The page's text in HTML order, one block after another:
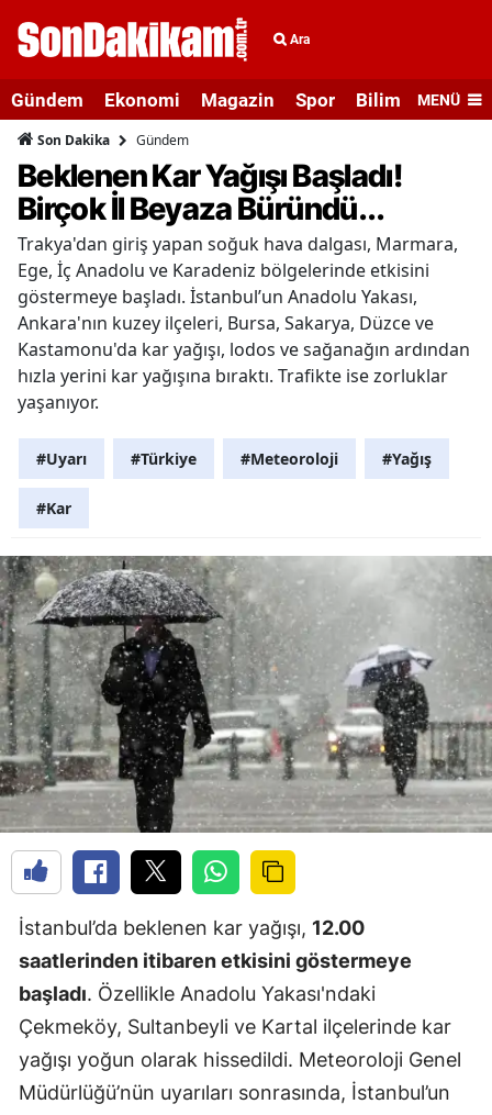
Ara
Gündem Ekonomi Magazin Spor Bilim veMENÜ
Son Dakika Gündem
Beklenen Kar Yağışı Başladı!
Birçok İl Beyaza Büründü...
Trakya'dan giriş yapan soğuk hava dalgası, Marmara,
Ege, İç Anadolu ve Karadeniz bölgelerinde etkisini
göstermeye başladı. İstanbul’un Anadolu Yakası,
Ankara'nın kuzey ilçeleri, Bursa, Sakarya, Düzce ve
Kastamonu'da kar yağışı, lodos ve sağanağın ardından
hızla yerini kar yağışına bıraktı. Trafikte ise zorluklar
yaşanıyor.
#Uyarı #Türkiye #Meteoroloji #Yağış
#Kar
İstanbul’da beklenen kar yağışı, 12.00
saatlerinden itibaren etkisini göstermeye
başladı. Özellikle Anadolu Yakası'ndaki
Çekmeköy, Sultanbeyli ve Kartal ilçelerinde kar
yağışı yoğun olarak hissedildi. Meteoroloji Genel
Müdürlüğü’nün uyarıları sonrasında, İstanbul’un